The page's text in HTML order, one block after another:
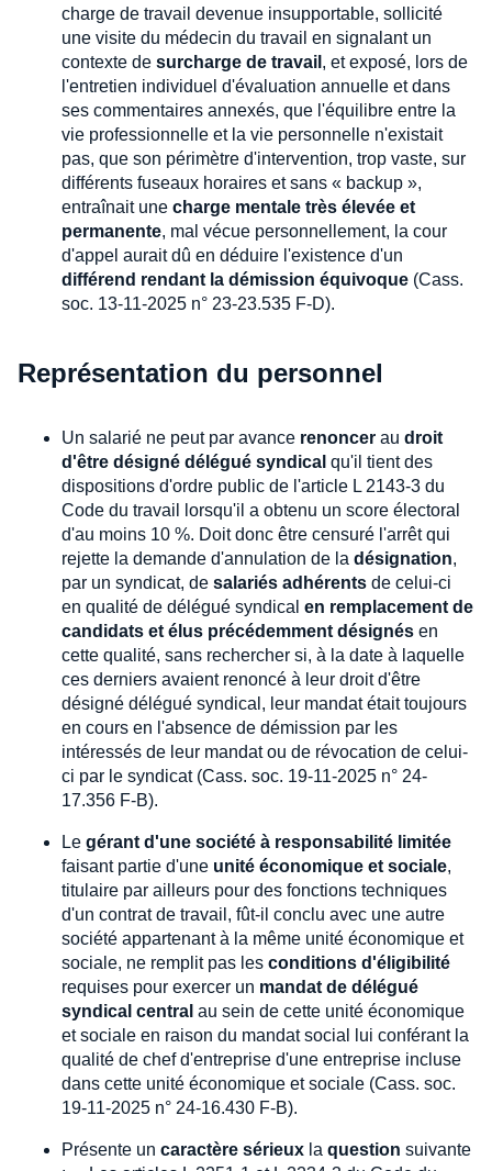
charge de travail devenue insupportable, sollicité
une visite du médecin du travail en signalant un
contexte de surcharge de travail , et exposé, lors de
l'entretien individuel d'évaluation annuelle et dans
ses commentaires annexés, que l'équilibre entre la
vie professionnelle et la vie personnelle n'existait
pas, que son périmètre d'intervention, trop vaste, sur
différents fuseaux horaires et sans « backup »,
entraînait une charge mentale très élevée et
permanente, mal vécue personnellement, la cour
d'appel aurait dû en déduire l'existence d'un
différend rendant la démission équivoque (Cass.
soc. 13-11-2025 n° 23-23.535 F-D).
Représentation du personnel
Un salarié ne peut par avance renoncer au droit
d'être désigné délégué syndical qu'il tient des
dispositions d'ordre public de l'article L 2143-3 du
Code du travail lorsqu'il a obtenu un score électoral
d'au moins 10 %. Doit donc être censuré l'arrêt qui
rejette la demande d'annulation de la désignation,
par un syndicat, de salariés adhérents de celui-ci
en qualité de délégué syndical en remplacement de
candidats et élus précédemment désignés en
cette qualité, sans rechercher si, à la date à laquelle
ces derniers avaient renoncé à leur droit d'être
désigné délégué syndical, leur mandat était toujours
en cours en l'absence de démission par les
intéressés de leur mandat ou de révocation de celui-
ci par le syndicat (Cass. soc. 19-11-2025 n° 24-
17.356 F-B).
Le gérant d'une société à responsabilité limitée
faisant partie d'une unité économique et sociale,
titulaire par ailleurs pour des fonctions techniques
d'un contrat de travail, fût-il conclu avec une autre
société appartenant à la même unité économique et
sociale, ne remplit pas les conditions d'éligibilité
requises pour exercer un mandat de délégué
syndical central au sein de cette unité économique
et sociale en raison du mandat social lui conférant la
qualité de chef d'entreprise d'une entreprise incluse
dans cette unité économique et sociale (Cass. soc.
19-11-2025 n° 24-16.430 F-B).
Présente un caractère sérieux la question suivante